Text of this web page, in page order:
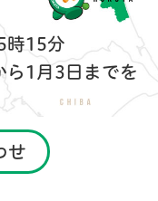
時15分
ら1月3日までを
せ